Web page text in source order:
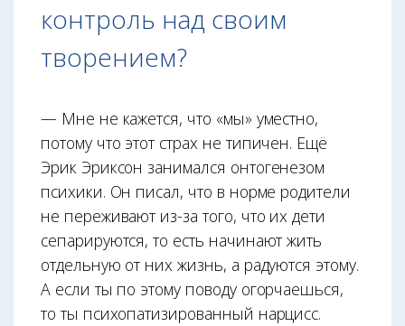
контроль над своим
творением?
— Мне не кажется, что «мы» уместно,
потому что этот страх не типичен. Ещё
Эрик Эриксон занимался онтогенезом
психики. Он писал, что в норме родители
не переживают из-за того, что их дети
сепарируются, то есть начинают жить
отдельную от них жизнь, а радуются этому.
А если ты по этому поводу огорчаешься,
то ты психопатизированный нарцисс.